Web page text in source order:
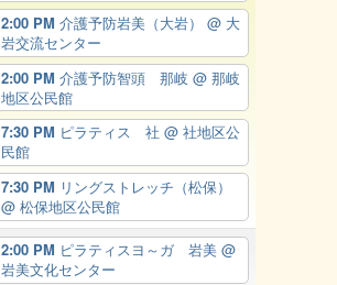
2:00 PM 介護予防岩美（大岩） @ 大
岩交流センター
2:00 PM 介護予防智頭 那岐 @ 那岐
地区公民館
7:30 PM ピラティス 社 @ 社地区公
民館
7:30 PM リングストレッチ（松保）
@ 松保地区公民館
2:00 PM ピラティスヨ～ガ 岩美 @
岩美文化センター